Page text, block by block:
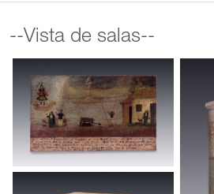
--Vista de salas--